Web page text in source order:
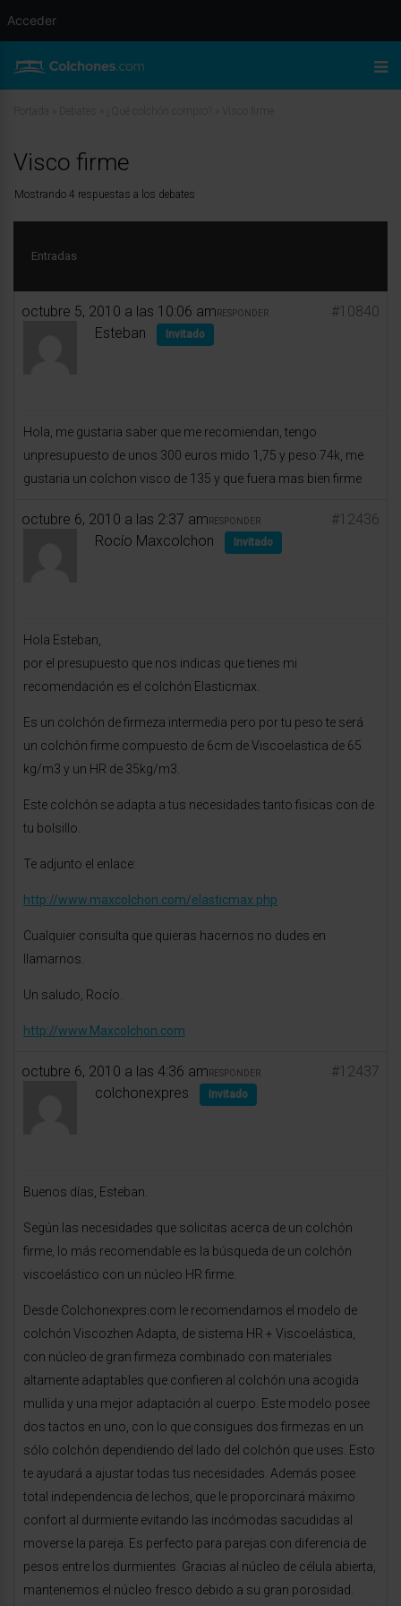
Visco firme
Mostrando 4 respuestas a los debates
Entradas
octubre 5, 2010 a las 10:06 am #10840
RESPONDER
Esteban Invitado
Hola, me gustaria saber que me recomiendan, tengo
unpresupuesto de unos 300 euros mido 1,75 y peso 74k, me
gustaria un colchon visco de 135 y que fuera mas bien firme
octubre 6, 2010 a las 2:37 am #12436
RESPONDER
Rocío Maxcolchon Invitado
Hola Esteban,
por el presupuesto que nos indicas que tienes mi
recomendación es el colchón Elasticmax.
Es un colchón de firmeza intermedia pero por tu peso te será
un colchón firme compuesto de 6cm de Viscoelastica de 65
kg/m3 y un HR de 35kg/m3.
Este colchón se adapta a tus necesidades tanto fisicas con de
tu bolsillo.
Te adjunto el enlace:
http://www.maxcolchon.com/elasticmax.php
Cualquier consulta que quieras hacernos no dudes en
llamarnos.
Un saludo, Rocío.
http://www.Maxcolchon.com
octubre 6, 2010 a las 4:36 am #12437
RESPONDER
colchonexpres Invitado
Buenos días, Esteban.
Según las necesidades que solicitas acerca de un colchón
firme, lo más recomendable es la búsqueda de un colchón
viscoelástico con un núcleo HR firme.
Desde Colchonexpres.com le recomendamos el modelo de
colchón Viscozhen Adapta, de sistema HR + Viscoelástica,
con núcleo de gran firmeza combinado con materiales
altamente adaptables que confieren al colchón una acogida
mullida y una mejor adaptación al cuerpo. Este modelo posee
dos tactos en uno, con lo que consigues dos firmezas en un
sólo colchón dependiendo del lado del colchón que uses. Esto
te ayudará a ajustar todas tus necesidades. Además posee
total independencia de lechos, que le proporcinará máximo
confort al durmiente evitando las incómodas sacudidas al
moverse la pareja. Es perfecto para parejas con diferencia de
pesos entre los durmientes. Gracias al núcleo de célula abierta,
mantenemos el núcleo fresco debido a su gran porosidad.
Acceder